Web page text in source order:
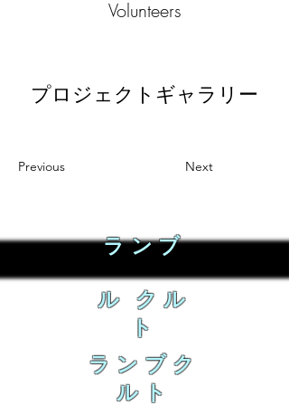
Volunteers
プロジェクトギャラリー
Previous Next
ランブ
ル クル
ト
ランブク
ルト